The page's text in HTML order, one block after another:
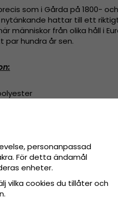
som i Gårda på 1800-
nytänkande hattar till ett
människor från olika håll i
hundra år sen.
personanpassad
För detta ändamål
enheter.
vilka cookies du tillåter och